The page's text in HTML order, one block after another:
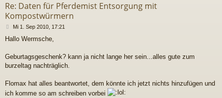
Re: Daten für Pferdemist Entsorgung mit
Kompostwürmern
B
i
r
a
Mi 1. Sep 2010, 17:21
Hallo Wermsche,
Geburtagsgeschenk? kann ja nicht lange her sein...alles gute zum
burzeltag nachträglich.
Flomax hat alles beantwortet, dem könnte ich jetzt nichts hinzufügen und
ich komme so am schreiben vorbei